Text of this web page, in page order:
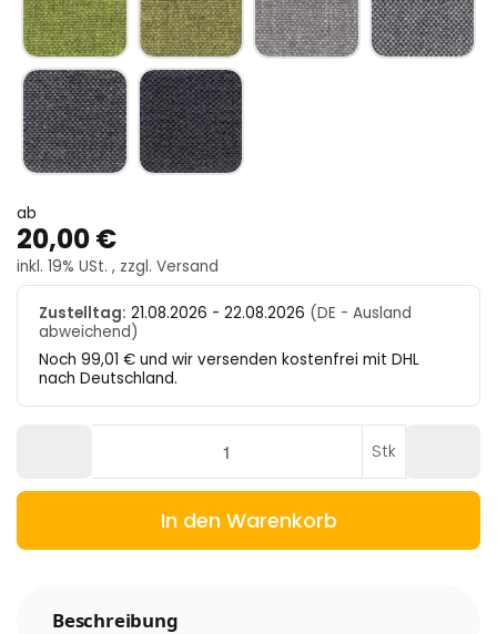
Trevira CS gelbgrünTrevira CS smaragdgrünTrevira CS silbergrauTrevira CS
Trevira CS graphitgrauTrevira CS granitgrau
ab
20,00 €
inkl. 19% USt. , zzgl. Versand
Zustelltag: 21.08.2026 - 22.08.2026 (DE - Ausland
abweichend)
Noch 99,01 € und wir versenden kostenfrei mit DHL
nach Deutschland.
Stk
In den Warenkorb
Beschreibung